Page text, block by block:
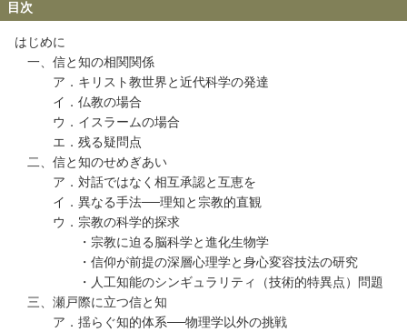
目次
はじめに
一、信と知の相関関係
ア．キリスト教世界と近代科学の発達
イ．仏教の場合
ウ．イスラームの場合
エ．残る疑問点
二、信と知のせめぎあい
ア．対話ではなく相互承認と互恵を
イ．異なる手法──理知と宗教的直観
ウ．宗教の科学的探求
・宗教に迫る脳科学と進化生物学
・信仰が前提の深層心理学と身心変容技法の研究
・人工知能のシンギュラリティ（技術的特異点）問題
三、瀬戸際に立つ信と知
ア．揺らぐ知的体系──物理学以外の挑戦